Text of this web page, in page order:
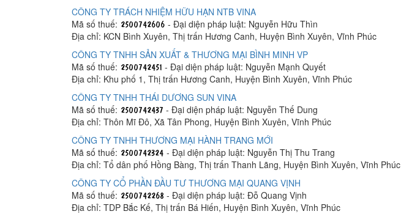
CÔNG TY TRÁCH NHIỆM HỮU HẠN NTB VINA
Mã số thuế:
- Đại diện pháp luật: Nguyễn Hữu Thìn
Địa chỉ: KCN Bình Xuyên, Thị trấn Hương Canh, Huyện Bình Xuyên, Vĩnh Phúc
CÔNG TY TNHH SẢN XUẤT & THƯƠNG MẠI BÌNH MINH VP
Mã số thuế:
- Đại diện pháp luật: Nguyễn Mạnh Quyết
Địa chỉ: Khu phố 1, Thị trấn Hương Canh, Huyện Bình Xuyên, Vĩnh Phúc
CÔNG TY TNHH THÁI DƯƠNG SUN VINA
Mã số thuế:
- Đại diện pháp luật: Nguyễn Thế Dung
Địa chỉ: Thôn Mĩ Đô, Xã Tân Phong, Huyện Bình Xuyên, Vĩnh Phúc
CÔNG TY TNHH THƯƠNG MẠI HÀNH TRANG MỚI
Mã số thuế:
- Đại diện pháp luật: Nguyễn Thị Thu Trang
Địa chỉ: Tổ dân phố Hồng Bàng, Thị trấn Thanh Lãng, Huyện Bình Xuyên, Vĩnh Phúc
CÔNG TY CỔ PHẦN ĐẦU TƯ THƯƠNG MẠI QUANG VỊNH
Mã số thuế:
- Đại diện pháp luật: Đỗ Quang Vịnh
Địa chỉ: TDP Bắc Kế, Thị trấn Bá Hiến, Huyện Bình Xuyên, Vĩnh Phúc